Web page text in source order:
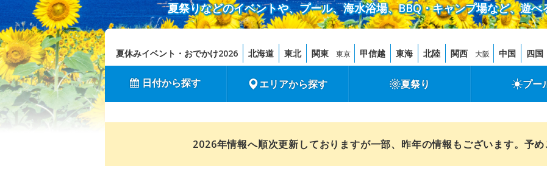
夏祭りなどのイベントや、プール、海水浴場、BBQ・キャンプ場など、遊
夏休みイベント・おでかけ2026 北海道 東北 関東 東京 甲信越 東海 北陸 関西 大阪 中国 四国
日付から探す エリアから探す 夏祭り プー
2026年情報へ順次更新しておりますが一部、昨年の情報もございます。予め